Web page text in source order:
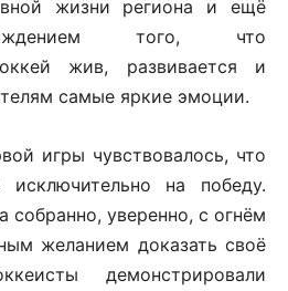
жизни региона и ещё
того, что
жив, развивается и
самые яркие эмоции.
игры чувствовалось, что
исключительно на победу.
собранно, уверенно, с огнём
желанием доказать своё
демонстрировали